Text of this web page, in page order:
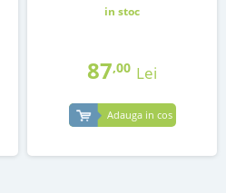
in stoc
87,00 Lei
Adauga in cos